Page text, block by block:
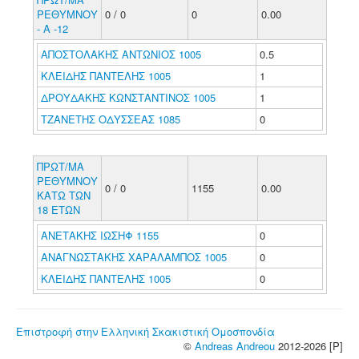
ΡΕΘΥΜΝΟΥ
- Α -12
0 / 0 0 0.00
ΑΠΟΣΤΟΛΑΚΗΣ ΑΝΤΩΝΙΟΣ 1005
0.5
ΚΛΕΙΔΗΣ ΠΑΝΤΕΛΗΣ 1005
1
ΔΡΟΥΔΑΚΗΣ ΚΩΝΣΤΑΝΤΙΝΟΣ 1005
1
ΤΖΑΝΕΤΗΣ ΟΔΥΣΣΕΑΣ 1085
0
ΠΡΩΤ/ΜΑ
ΡΕΘΥΜΝΟΥ
ΚΑΤΩ ΤΩΝ
18 ΕΤΩΝ
0 / 0 1155 0.00
ΑΝΕΤΑΚΗΣ ΙΩΣΗΦ 1155
0
ΑΝΑΓΝΩΣΤΑΚΗΣ ΧΑΡΑΛΑΜΠΟΣ 1005
0
ΚΛΕΙΔΗΣ ΠΑΝΤΕΛΗΣ 1005
0
Επιστροφή στην Ελληνική Σκακιστική Ομοσπονδία
© Andreas Andreou 2012-2026 [P]